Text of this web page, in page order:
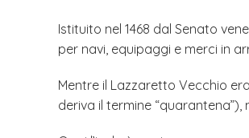
Istituito nel 1468 dal Senato
per navi, equipaggi e merci in
Mentre il Lazzaretto Vecchio
deriva il termine